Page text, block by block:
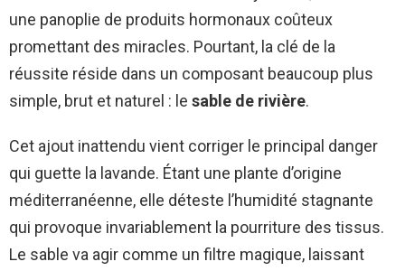
une panoplie de produits hormonaux coûteux
promettant des miracles. Pourtant, la clé de la
réussite réside dans un composant beaucoup plus
simple, brut et naturel : le sable de rivière.
Cet ajout inattendu vient corriger le principal danger
qui guette la lavande. Étant une plante d’origine
méditerranéenne, elle déteste l’humidité stagnante
qui provoque invariablement la pourriture des tissus.
Le sable va agir comme un filtre magique, laissant